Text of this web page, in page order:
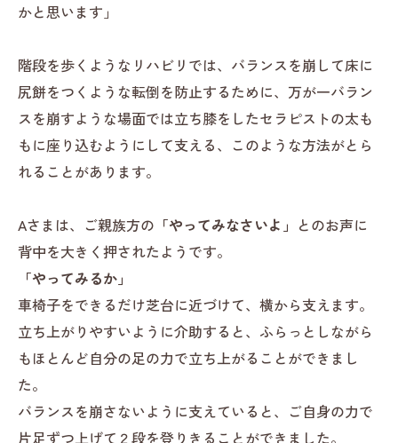
かと思います」
階段を歩くようなリハビリでは、バランスを崩して床に
尻餅をつくような転倒を防止するために、万が一バラン
スを崩すような場面では立ち膝をしたセラピストの太も
もに座り込むようにして支える、このような方法がとら
れることがあります。
Aさまは、ご親族方の 「やってみなさいよ」 とのお声に
背中を大きく押されたようです。
「やってみるか」
車椅子をできるだけ芝台に近づけて、横から支えます。
立ち上がりやすいように介助すると、ふらっとしながら
もほとんど自分の足の力で立ち上がることができまし
た。
バランスを崩さないように支えていると、ご自身の力で
片足ずつ上げて２段を登りきることができました。